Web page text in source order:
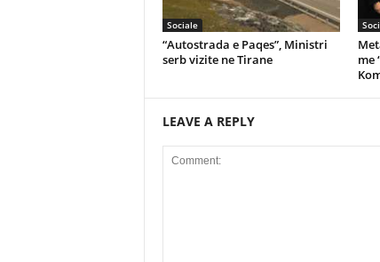
Sociale
“Autostrada e Paqes”, Ministri
serb vizite ne Tirane
me
LEAVE A REPLY